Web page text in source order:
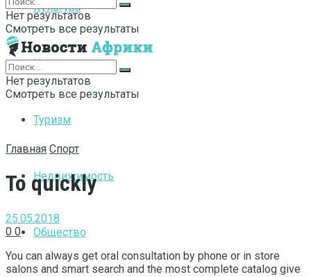
Культура
Интернет
Туризм
Недвижимость
Общество
Нет результатов
Смотреть все результаты
Нет результатов
Смотреть все результаты
Главная Спорт
To quickly
25.05.2018
0 0
You can always get oral consultation by phone or in store
salons and smart search and the most complete catalog give